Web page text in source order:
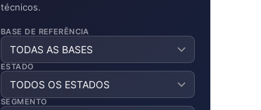
técnicos.
BASE DE REFERÊNCIA
ESTADO
SEGMENTO